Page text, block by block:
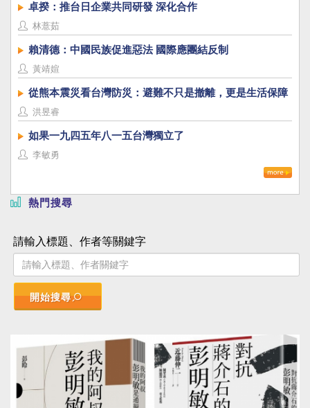
卓揆：推台日企業共同研發 深化合作
林薏茹
賴清德：中國民族促進惡法 國際應團結反制
黃靖媗
從熊本震災看台灣防災：避難不只是撤離，更是生活保障
洪昱睿
如果一九四五年八一五台灣獨立了
李敏勇
熱門搜尋
請輸入標題、作者等關鍵字
開始搜尋